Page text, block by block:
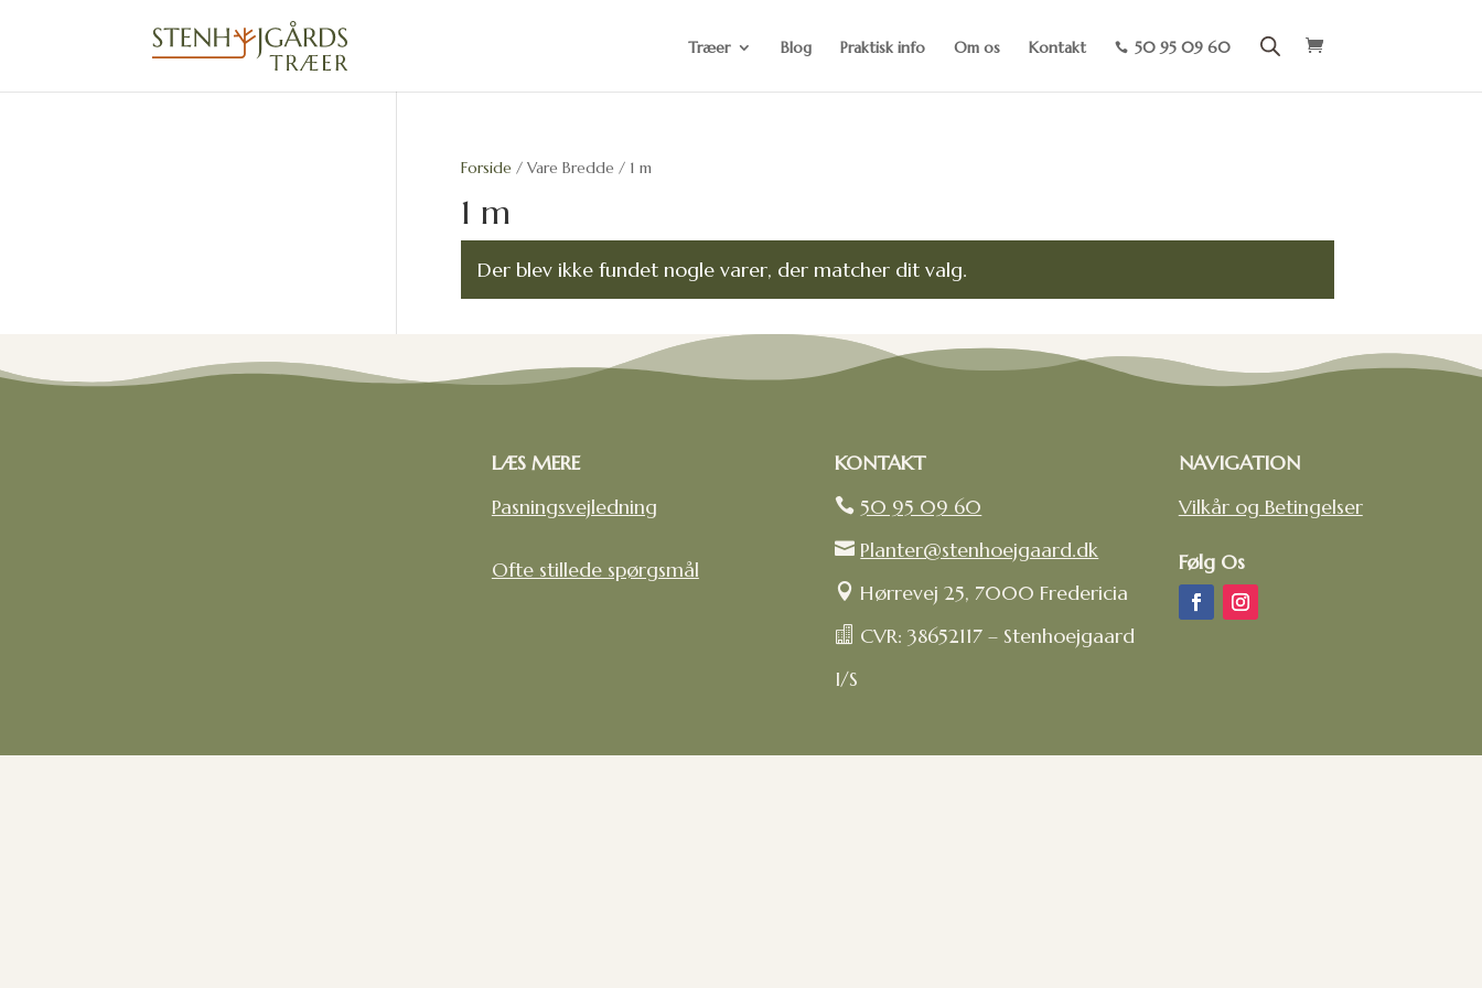
Træer Blog Praktisk info Om os Kontakt  50 95 09 60
Forside/ Vare Bredde / 1 m
1 m
Der blev ikke fundet nogle varer, der matcher dit valg.
LÆS MERE
Pasningsvejledning
Ofte stillede spørgsmål
KONTAKT
 50 95 09 60
 Planter@stenhoejgaard.dk
 Hørrevej 25, 7000 Fredericia
 CVR: 38652117 – Stenhoejgaard
I/S
NAVIGATION
Vilkår og Betingelser
Følg Os